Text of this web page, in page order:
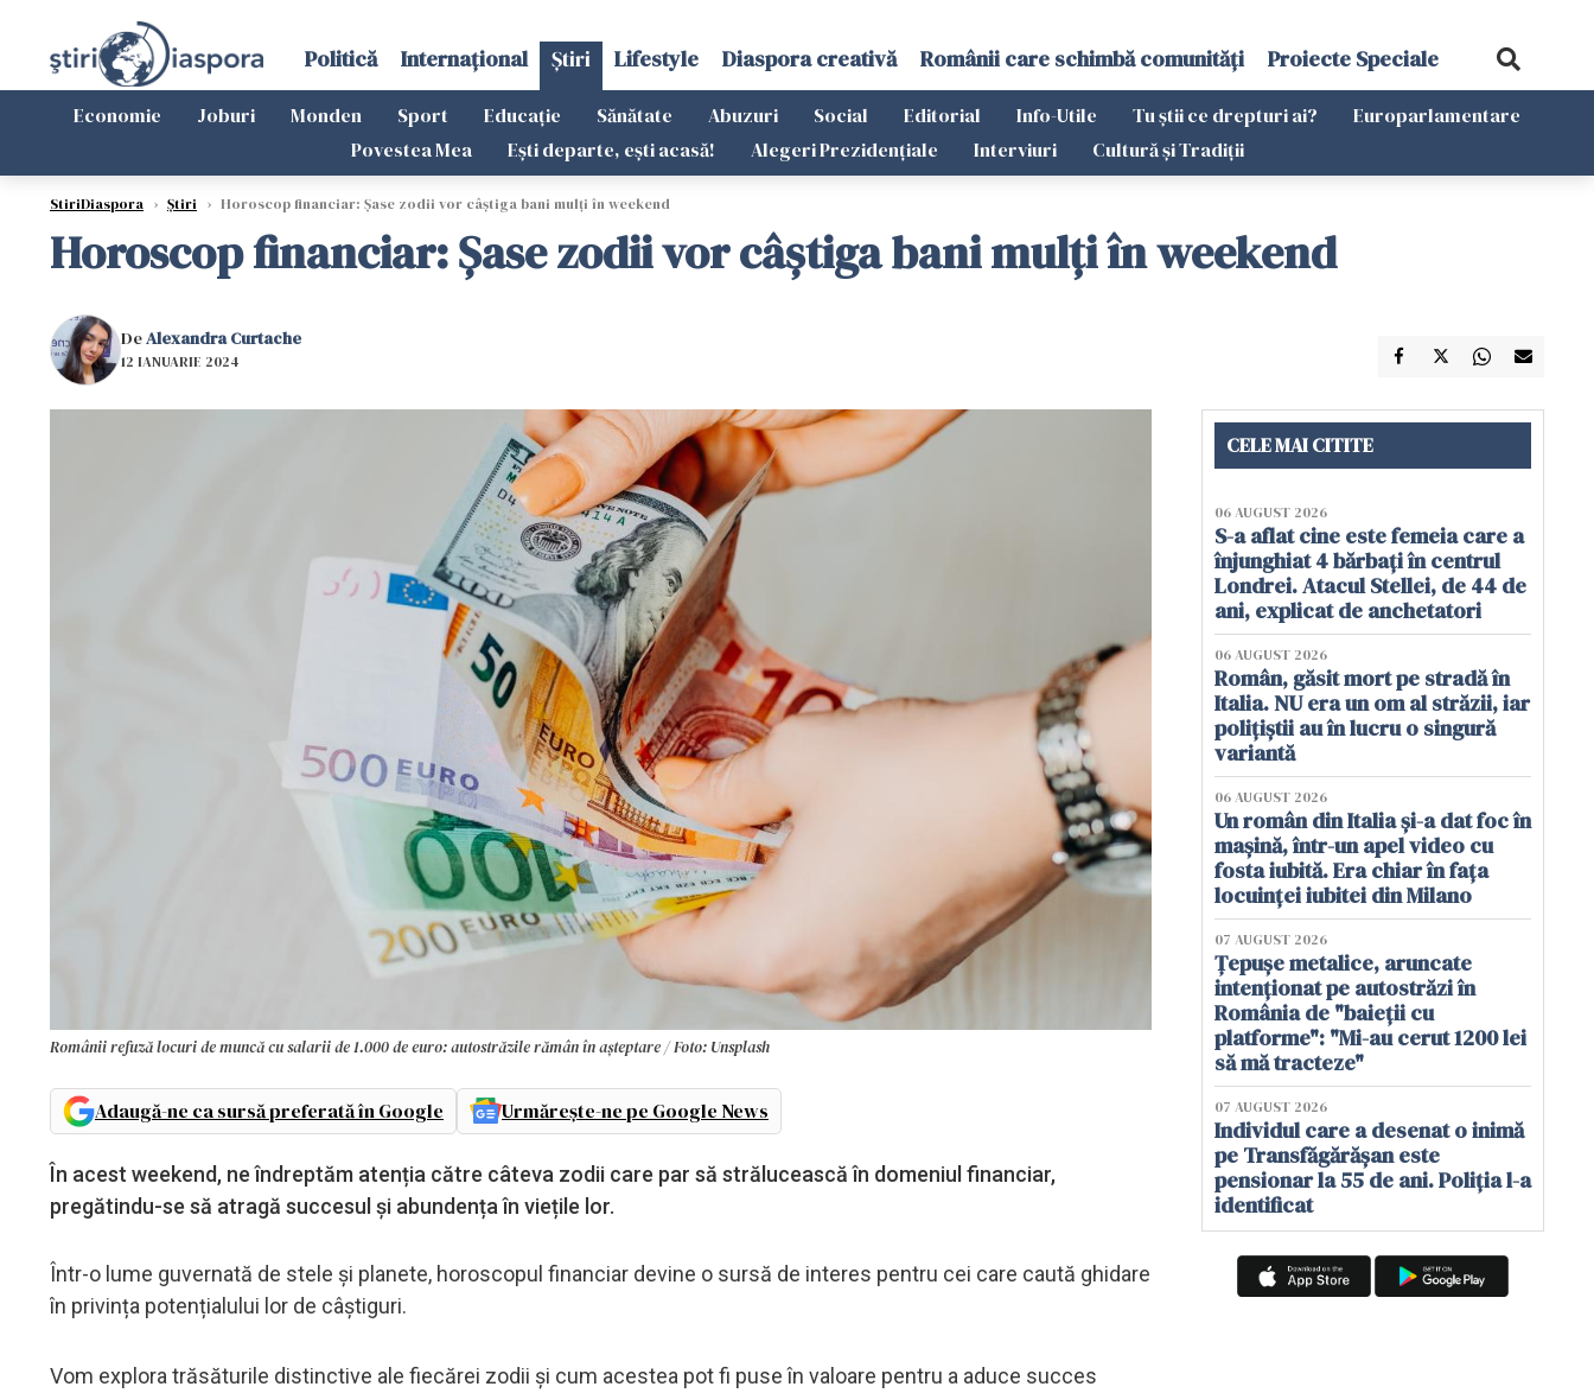
Politică Internațional Știri Lifestyle Diaspora creativă Românii care schimbă comunități Proiecte Speciale
Economie Joburi Monden Sport Educație Sănătate Abuzuri Social Editorial Info-Utile Tu știi ce drepturi ai?
Europarlamentare
Povestea Mea
Ești departe, ești acasă! Alegeri Prezidențiale Interviuri Cultură și Tradiții
StiriDiaspora › Știri › Horoscop financiar: Șase zodii vor câștiga bani mulți în weekend
Horoscop financiar: Șase zodii vor câștiga bani mulți în weekend
DeAlexandra Curtache
12 IANUARIE 2024
Românii refuză locuri de muncă cu salarii de 1.000 de euro: autostrăzile rămân în așteptare / Foto: Unsplash
Adaugă-ne ca sursă preferată în Google Urmărește-ne pe Google News
În acest weekend, ne îndreptăm atenția către câteva zodii care par să strălucească în domeniul financiar,
pregătindu-se să atragă succesul și abundența în viețile lor.
Într-o lume guvernată de stele și planete, horoscopul financiar devine o sursă de interes pentru cei care caută ghidare
în privința potențialului lor de câștiguri.
Vom explora trăsăturile distinctive ale fiecărei zodii și cum acestea pot fi puse în valoare pentru a aduce succes
CELE MAI CITITE
06 AUGUST 2026
S-a aflat cine este femeia care a
înjunghiat 4 bărbați în centrul
Londrei. Atacul Stellei, de 44 de
ani, explicat de anchetatori
06 AUGUST 2026
Român, găsit mort pe stradă în
Italia. NU era un om al străzii, iar
polițiștii au în lucru o singură
variantă
06 AUGUST 2026
Un român din Italia și-a dat foc în
mașină, într-un apel video cu
fosta iubită. Era chiar în fața
locuinței iubitei din Milano
07 AUGUST 2026
Țepușe metalice, aruncate
intenționat pe autostrăzi în
România de "baieții cu
platforme": "Mi-au cerut 1200 lei
să mă tracteze"
07 AUGUST 2026
Individul care a desenat o inimă
pe Transfăgărășan este
pensionar la 55 de ani. Poliția l-a
identificat